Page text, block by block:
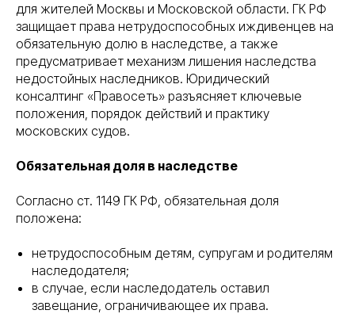
для жителей Москвы и Московской области. ГК РФ
защищает права нетрудоспособных иждивенцев на
обязательную долю в наследстве, а также
предусматривает механизм лишения наследства
недостойных наследников. Юридический
консалтинг «Правосеть» разъясняет ключевые
положения, порядок действий и практику
московских судов.
Обязательная доля в наследстве
Согласно ст. 1149 ГК РФ, обязательная доля
положена:
нетрудоспособным детям, супругам и родителям
наследодателя;
в случае, если наследодатель оставил
завещание, ограничивающее их права.